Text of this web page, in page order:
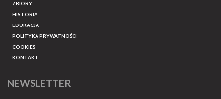
ZBIORY
HISTORIA
EDUKACJA
POLITYKA PRYWATNOŚCI
COOKIES
KONTAKT
NEWSLETTER